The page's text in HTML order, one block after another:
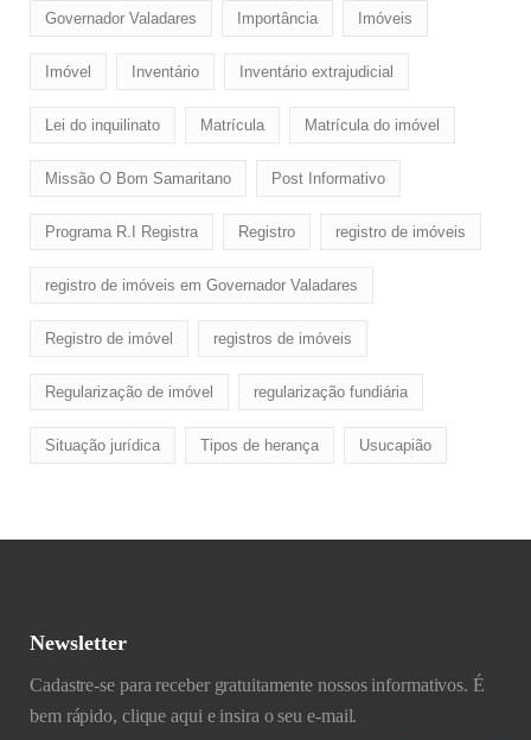
Governador Valadares Importância Imóveis
Imóvel Inventário Inventário extrajudicial
Lei do inquilinato Matrícula Matrícula do imóvel
Missão O Bom Samaritano Post Informativo
Programa R.I Registra Registro registro de imóveis
registro de imóveis em Governador Valadares
Registro de imóvel registros de imóveis
Regularização de imóvel regularização fundiária
Situação jurídica Tipos de herança Usucapião
Newsletter
Cadastre-se para receber gratuitamente nossos informativos. É
bem rápido, clique aqui e insira o seu e-mail.